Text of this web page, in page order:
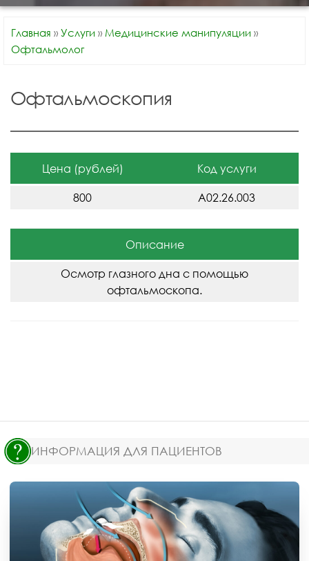
Главная » Услуги » Медицинские манипуляции »
Офтальмолог
Офтальмоскопия
Цена (рублей) Код услуги
800 A02.26.003
Описание
Осмотр глазного дна с помощью
офтальмоскопа.
ИНФОРМАЦИЯ ДЛЯ ПАЦИЕНТОВ